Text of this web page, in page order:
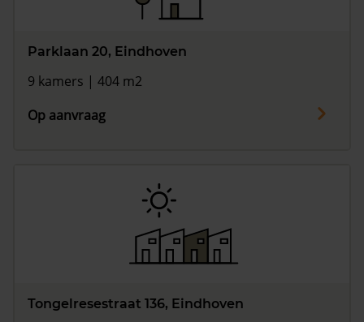
Parklaan 20, Eindhoven
9 kamers | 404 m2
Op aanvraag
Tongelresestraat 136, Eindhoven